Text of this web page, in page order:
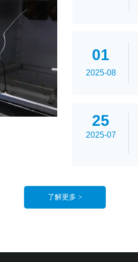
01
2025-08
25
2025-07
了解更多 >